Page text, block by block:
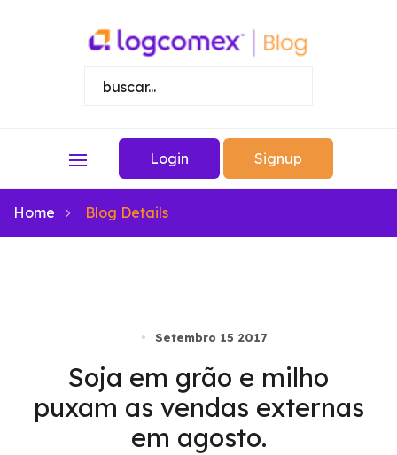
Login Signup
Home Blog Details
Setembro 15 2017
Soja em grão e milho
puxam as vendas externas
em agosto.